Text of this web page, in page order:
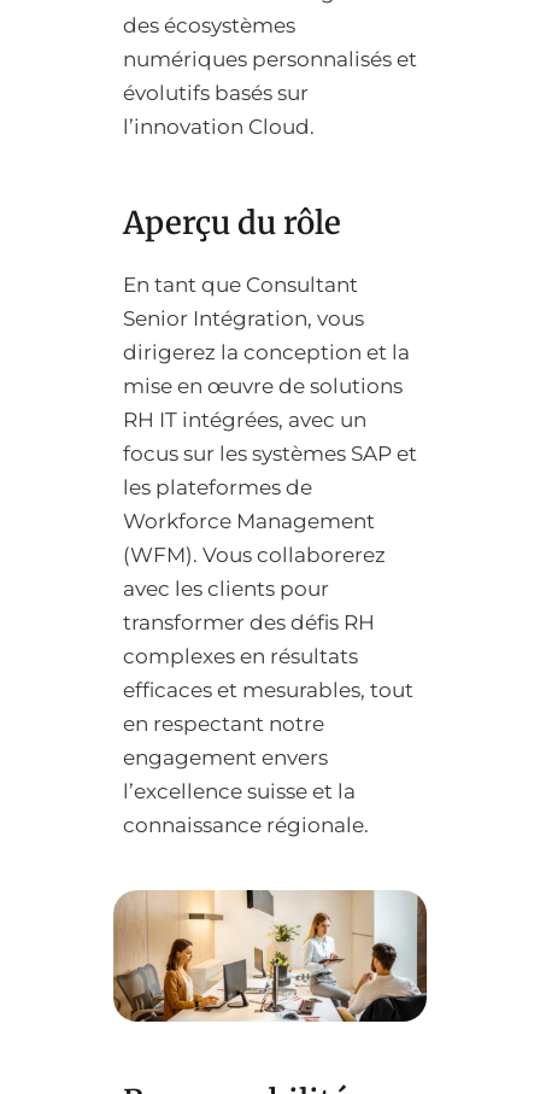
des écosystèmes
numériques personnalisés et
évolutifs basés sur
l’innovation Cloud.
Aperçu du rôle
En tant que Consultant
Senior Intégration, vous
dirigerez la conception et la
mise en œuvre de solutions
RH IT intégrées, avec un
focus sur les systèmes SAP et
les plateformes de
Workforce Management
(WFM). Vous collaborerez
avec les clients pour
transformer des défis RH
complexes en résultats
efficaces et mesurables, tout
en respectant notre
engagement envers
l’excellence suisse et la
connaissance régionale.